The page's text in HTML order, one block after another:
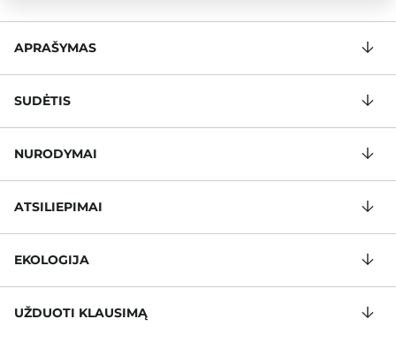
APRAŠYMAS
SUDĖTIS
NURODYMAI
ATSILIEPIMAI
EKOLOGIJA
UŽDUOTI KLAUSIMĄ